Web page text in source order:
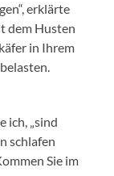
erklärte
dem Husten
in Ihrem
ich, „sind
schlafen
Sie im